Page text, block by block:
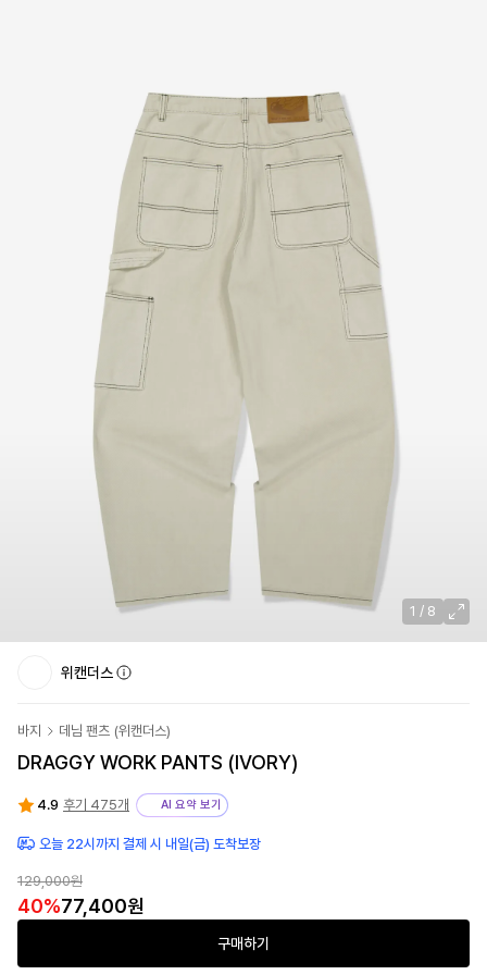
1 / 8
위캔더스
바지 데님 팬츠 (위캔더스)
DRAGGY WORK PANTS (IVORY)
4.9 후기 475개 AI 요약 보기
오늘 22시까지 결제 시 내일(금) 도착보장
129,000원
40%77,400원
구매하기